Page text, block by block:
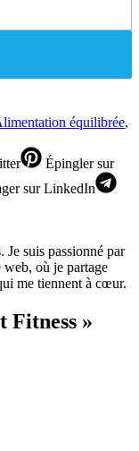
équilibrée,
Épinglersur
sur LinkedIn
suis passionné par
où je partage
me tiennent à cœur.
Fitness »